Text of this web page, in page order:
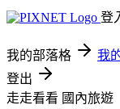
登
我的部落格 我
登出
走走看看 國內旅遊